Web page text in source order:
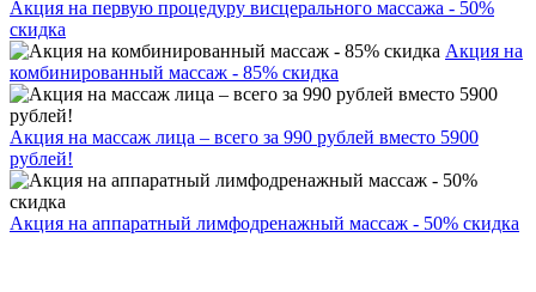
Акция на первую процедуру висцерального массажа - 50%
скидка
Акция на
комбинированный массаж - 85% скидка
Акция на массаж лица – всего за 990 рублей вместо 5900
рублей!
Акция на аппаратный лимфодренажный массаж - 50% скидка